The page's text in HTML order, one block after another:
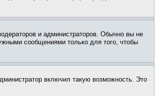
и администраторов. Обычно вы не
сообщениями только для того, чтобы
включил такую возможность. Это